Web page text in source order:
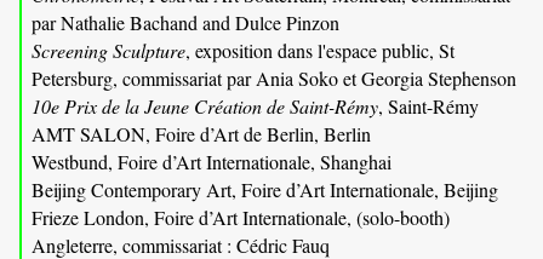
par Nathalie Bachand and Dulce Pinzon
Screening Sculpture, exposition dans l'espace public, St
Petersburg, commissariat par Ania Soko et Georgia Stephenson
10e Prix de la Jeune Création de Saint-Rémy, Saint-Rémy
AMT SALON, Foire d’Art de Berlin, Berlin
Westbund, Foire d’Art Internationale, Shanghai
Beijing Contemporary Art, Foire d’Art Internationale, Beijing
Frieze London, Foire d’Art Internationale, (solo-booth)
Angleterre, commissariat : Cédric Fauq